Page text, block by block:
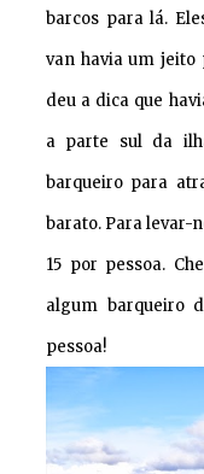
barcos para lá.
van havia um jeito
deu a dica que
a parte sul da
barqueiro para
barato. Para levar-
15 por pessoa.
algum barqueiro
pessoa!